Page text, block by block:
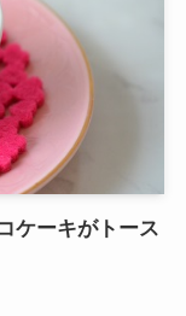
ケーキがトース